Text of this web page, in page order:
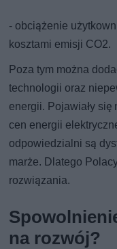
- obciążenie
kosztami emisji CO2.
Poza tym można
technologii oraz
energii. Pojawiały
cen energii
odpowiedzialni są
marże. Dlatego
rozwiązania.
na rozwój?